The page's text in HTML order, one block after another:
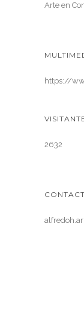
Arte en
https://
2632